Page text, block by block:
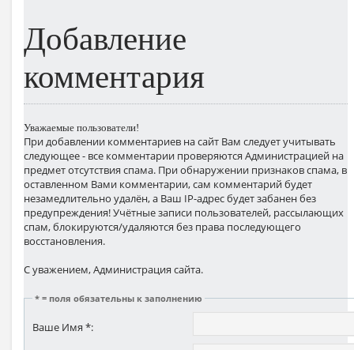
Добавление
комментария
Уважаемые пользователи!
При добавлении комментариев на сайт Вам следует учитывать
следующее - все комментарии проверяются Администрацией на
предмет отсутствия спама. При обнаружении признаков спама, в
оставленном Вами комментарии, сам комментарий будет
незамедлительно удалён, а Ваш IP-адрес будет забанен без
предупреждения! Учётные записи пользователей, рассылающих
спам, блокируются/удаляются без права последующего
восстановления.
С уважением, Администрация сайта.
* = поля обязательны к заполнению
Ваше Имя *: